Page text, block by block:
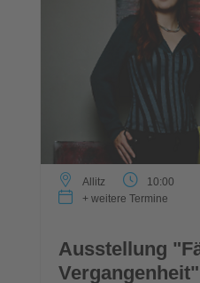
Allitz
10:00
+ weitere Termine
Ausstellung